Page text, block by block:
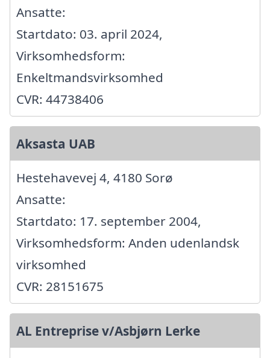
Ansatte:
Startdato: 03. april 2024,
Virksomhedsform:
Enkeltmandsvirksomhed
CVR: 44738406
Aksasta UAB
Hestehavevej 4, 4180 Sorø
Ansatte:
Startdato: 17. september 2004,
Virksomhedsform: Anden udenlandsk
virksomhed
CVR: 28151675
AL Entreprise v/Asbjørn Lerke